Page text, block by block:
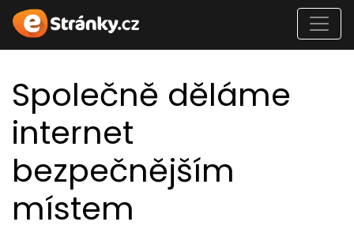
Společně děláme
internet
bezpečnějším
místem